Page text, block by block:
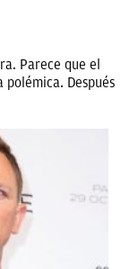
Parece que el
Después